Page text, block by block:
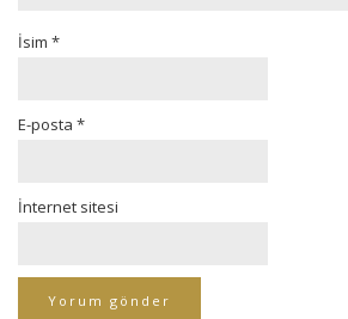
İsim *
E-posta *
İnternet sitesi